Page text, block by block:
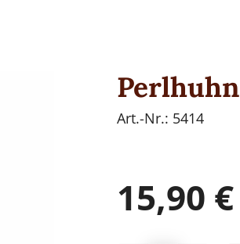
Art.-Nr.: 5414
15,90 €